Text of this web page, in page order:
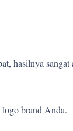
hasilnya
logo brand Anda.